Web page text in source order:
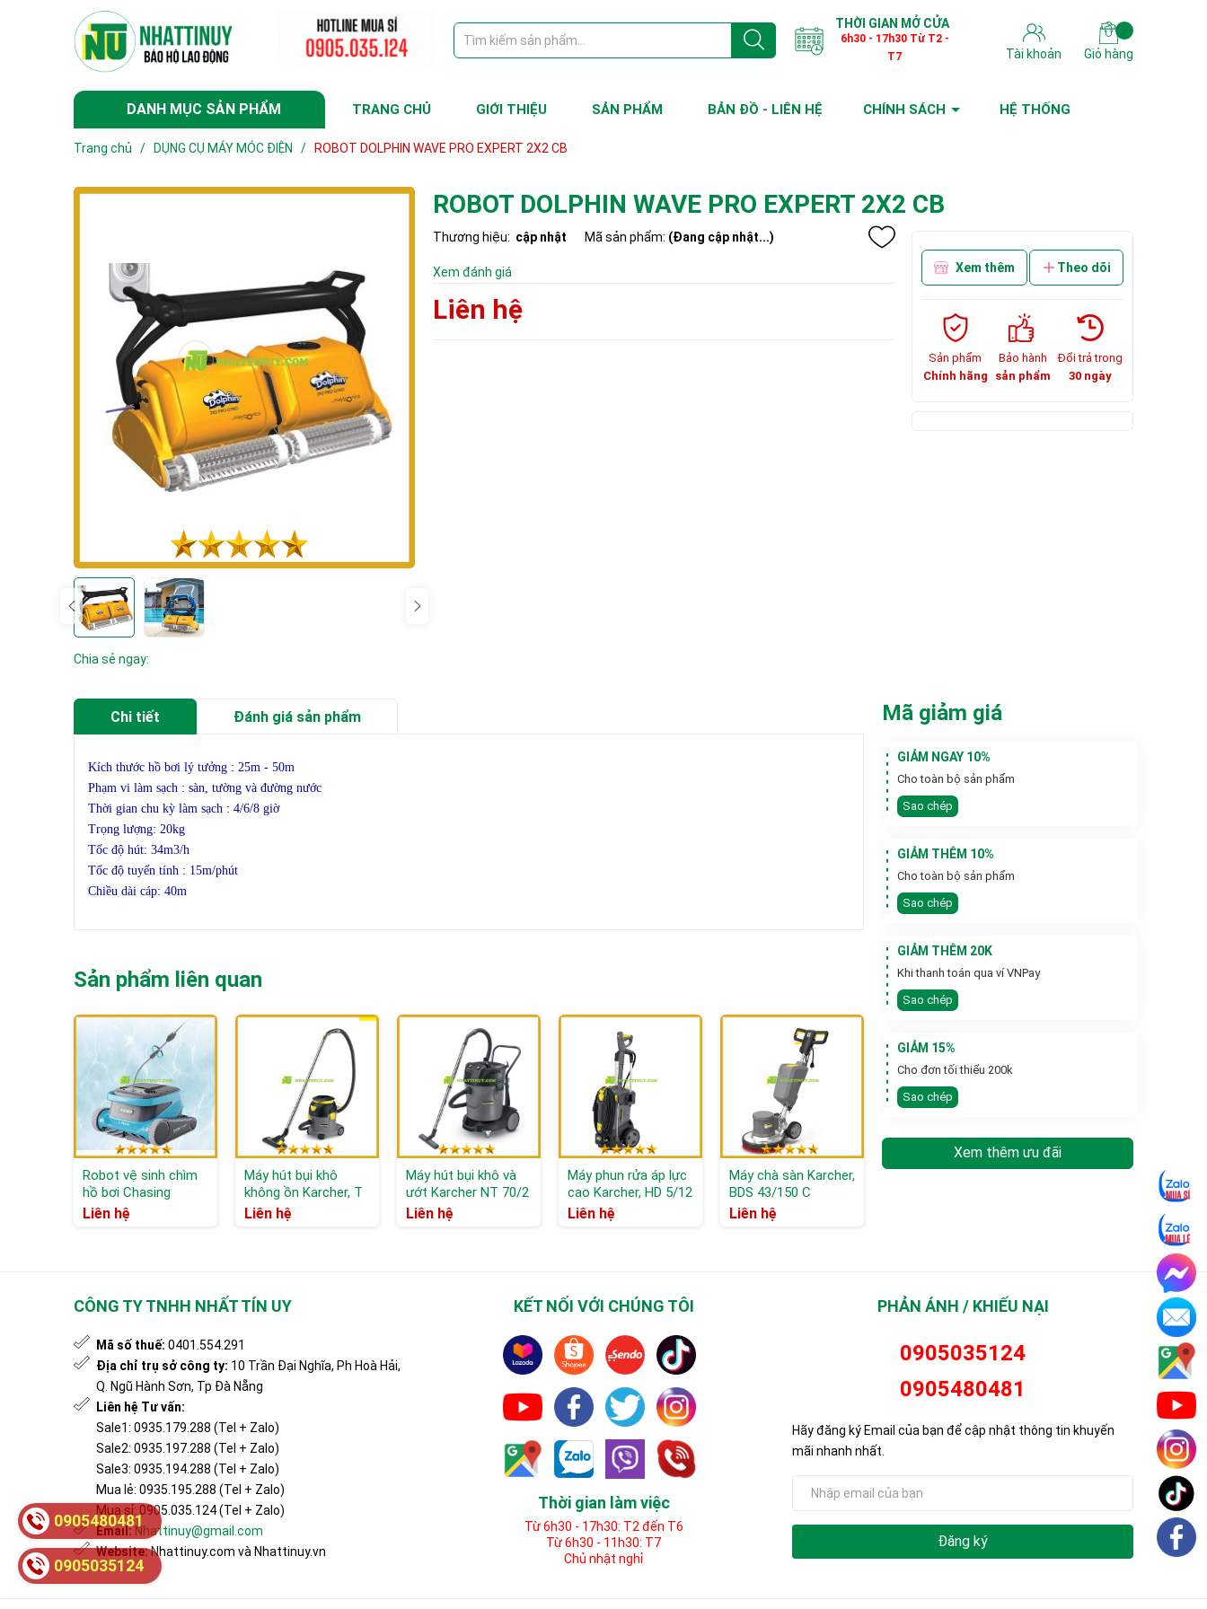
THỜI GIAN MỞ CỬA
6h30 - 17h30 Từ T2 -
T7
Tài khoản Giỏ hàng
DANH MỤC SẢN PHẨM TRANG CHỦ GIỚI THIỆU SẢN PHẨM BẢN ĐỒ - LIÊN HỆ CHÍNH SÁCH HỆ THỐNG
Trang chủ / DỤNG CỤ MÁY MÓC ĐIỆN / ROBOT DOLPHIN WAVE PRO EXPERT 2X2 CB
Chia sẻ ngay:
ROBOT DOLPHIN WAVE PRO EXPERT 2X2 CB
Thương hiệu: cập nhật Mã sản phẩm: (Đang cập nhật...)
Xem đánh giá
Liên hệ
Xem thêm Theo dõi
Sản phẩm
Chính hãng
Bảo hành
sản phẩm
Đổi trả trong
30 ngày
Chi tiết Đánh giá sản phẩm
Kích thước hồ bơi lý tưởng : 25m - 50m
Phạm vi làm sạch : sàn, tường và đường nước
Thời gian chu kỳ làm sạch : 4/6/8 giờ
Trọng lượng: 20kg
Tốc độ hút: 34m3/h
Tốc độ tuyến tính : 15m/phút
Chiều dài cáp: 40m
Sản phẩm liên quan
Robot vệ sinh chìm
hồ bơi Chasing
CM600
Liên hệ
Máy hút bụi khô
không ồn Karcher, T
10/1
Liên hệ
Máy hút bụi khô và
ướt Karcher NT 70/2
Liên hệ
Máy phun rửa áp lực
cao Karcher, HD 5/12
CLiên hệ
Máy chà sàn Karcher,
BDS 43/150 C
Classic
Liên hệ
Máy dò kim loại Gold
Mã giảm giá
GIẢM NGAY 10%
Cho toàn bộ sản phẩm
Sao chép
GIẢM THÊM 10%
Cho toàn bộ sản phẩm
Sao chép
GIẢM THÊM 20K
Khi thanh toán qua ví VNPay
Sao chép
GIẢM 15%
Cho đơn tối thiểu 200k
Sao chép
Xem thêm ưu đãi
CÔNG TY TNHH NHẤT TÍN UY
Mã số thuế: 0401.554.291
Địa chỉ trụ sở công ty: 10 Trần Đại Nghĩa, Ph Hoà Hải,
Q. Ngũ Hành Sơn, Tp Đà Nẵng
Liên hệ Tư vấn:
Sale1: 0935.179.288 (Tel + Zalo)
Sale2: 0935.197.288 (Tel + Zalo)
Sale3: 0935.194.288 (Tel + Zalo)
Mua lẻ: 0935.195.288 (Tel + Zalo)
Mua sỉ: 0905.035.124 (Tel + Zalo)
Email: Nhattinuy@gmail.com
Website:Nhattinuy.com và Nhattinuy.vn
KẾT NỐI VỚI CHÚNG TÔI
Thời gian làm việc
Từ 6h30 - 17h30: T2 đến T6
Từ 6h30 - 11h30: T7
Chủ nhật nghỉ
PHẢN ÁNH / KHIẾU NẠI
0905035124
0905480481
Hãy đăng ký Email của bạn để cập nhật thông tin khuyến
mãi nhanh nhất.
Đăng ký
0905480481
0905035124